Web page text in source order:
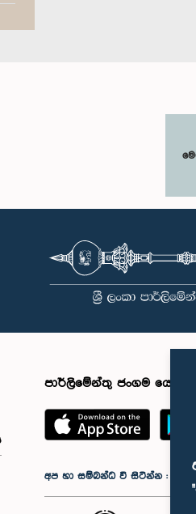
පාර්ලිමේන්තු ජංගම යෙදුම
අප හා සම්බන්ධ වී සිටින්න :